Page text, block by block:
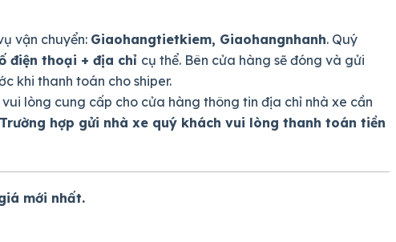
vận chuyển: Giaohangtietkiem, Giaohangnhanh. Quý
điện thoại + địa chỉ cụ thể. Bên cửa hàng sẽ đóng và gửi
khi thanh toán cho shiper.
lòng cung cấp cho cửa hàng thông tin địa chỉ nhà xe cần
Trường hợp gửi nhà xe quý khách vui lòng thanh toán tiền
mới nhất.